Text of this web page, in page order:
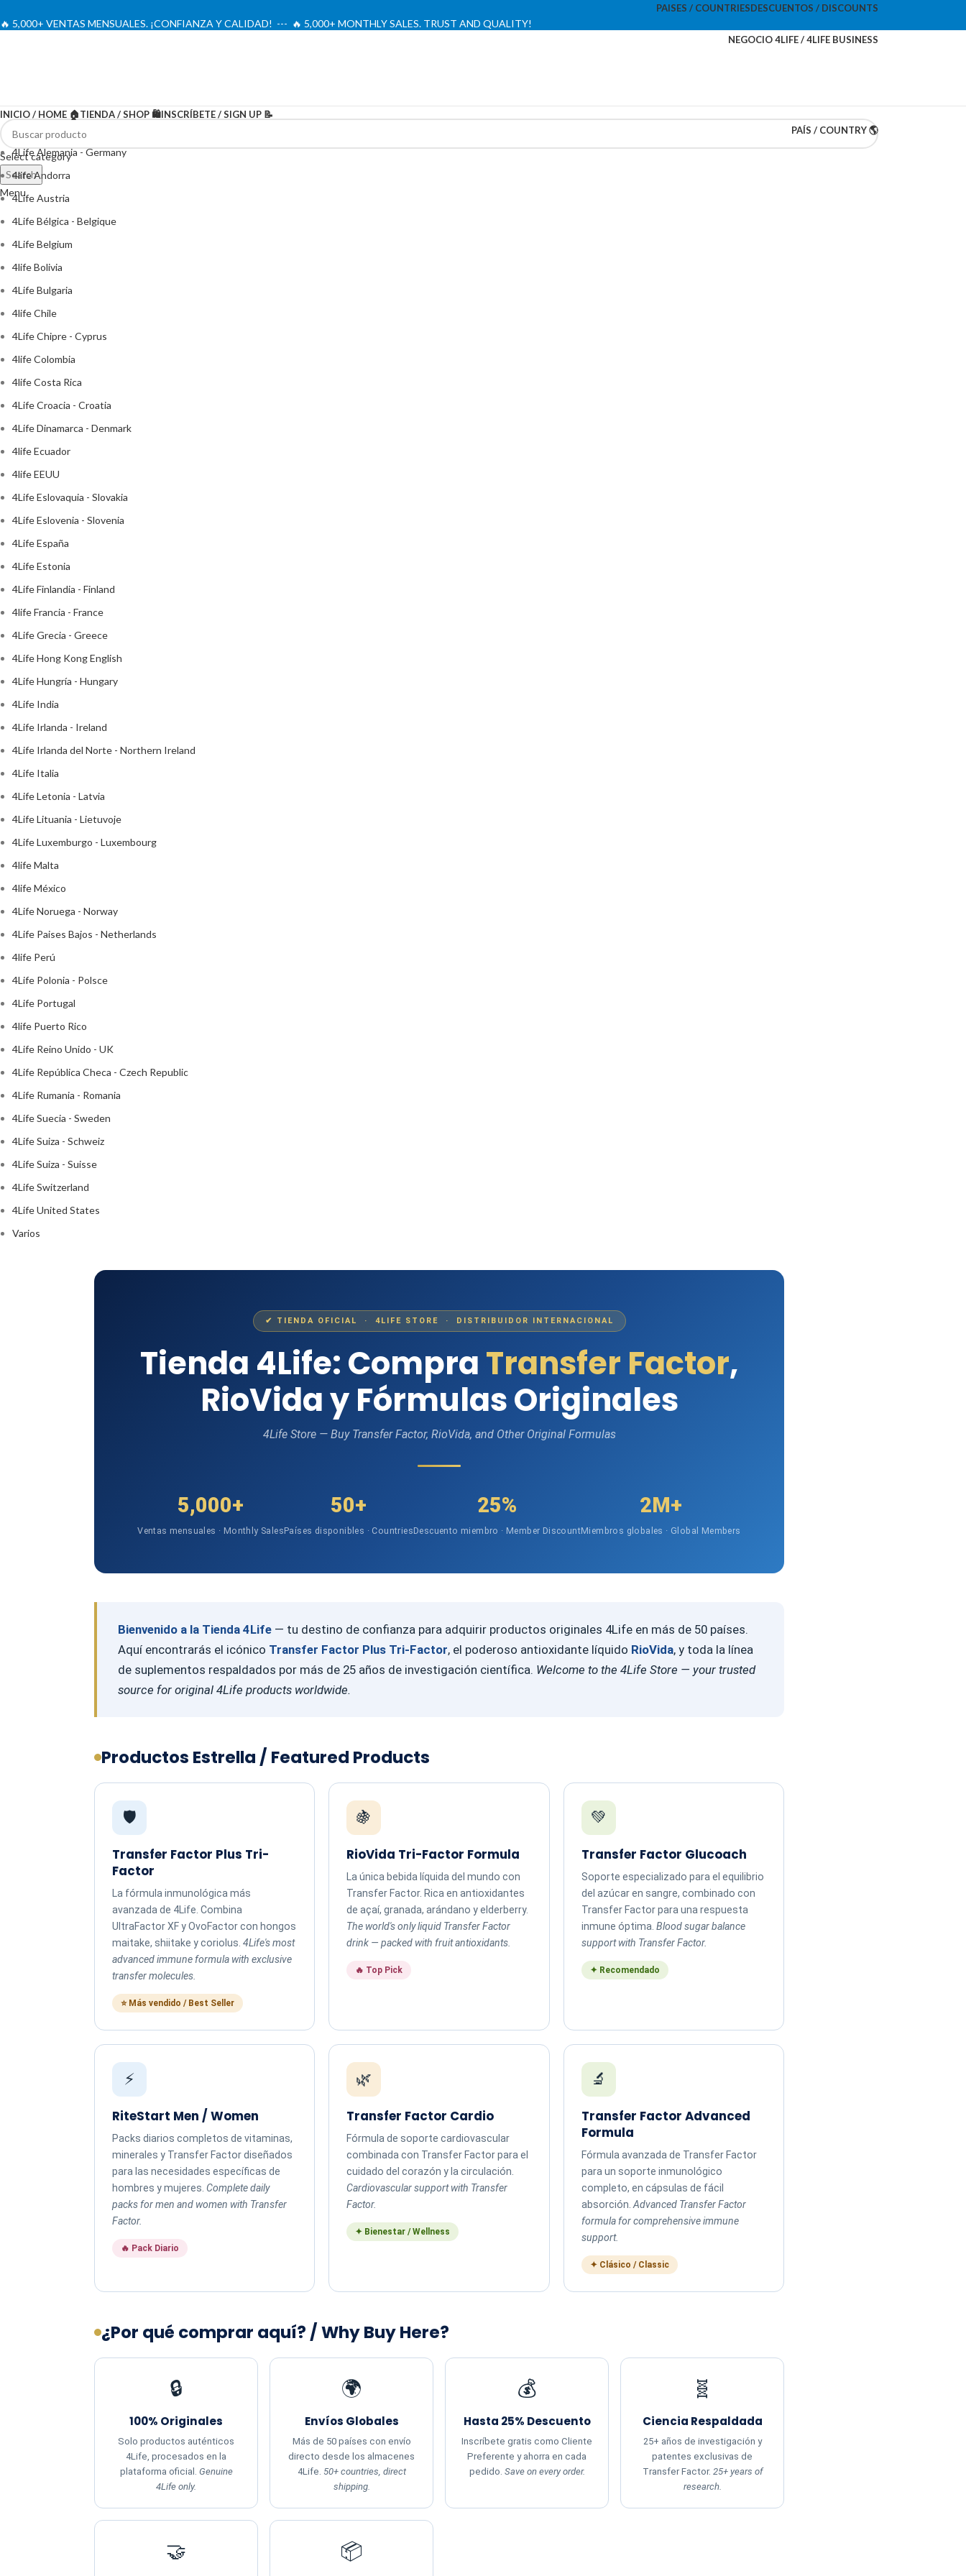
PAISES / COUNTRIESDESCUENTOS / DISCOUNTS
🔥 5,000+ VENTAS MENSUALES. ¡CONFIANZA Y CALIDAD! --- 🔥 5,000+ MONTHLY SALES. TRUST AND QUALITY!
NEGOCIO 4LIFE / 4LIFE BUSINESS
Select category
Search
Menu
INICIO / HOME 🏠TIENDA / SHOP 🛍️INSCRÍBETE / SIGN UP 📝
PAÍS / COUNTRY 🌎
4Life Alemania - Germany
4life Andorra
4Life Austria
4Life Bélgica - Belgique
4Life Belgium
4life Bolivia
4Life Bulgaria
4life Chile
4Life Chipre - Cyprus
4life Colombia
4life Costa Rica
4Life Croacia - Croatia
4Life Dinamarca - Denmark
4life Ecuador
4life EEUU
4Life Eslovaquia - Slovakia
4Life Eslovenia - Slovenia
4Life España
4Life Estonia
4Life Finlandia - Finland
4life Francia - France
4Life Grecia - Greece
4Life Hong Kong English
4Life Hungría - Hungary
4Life India
4Life Irlanda - Ireland
4Life Irlanda del Norte - Northern Ireland
4Life Italia
4Life Letonia - Latvia
4Life Lituania - Lietuvoje
4Life Luxemburgo - Luxembourg
4life Malta
4life México
4Life Noruega - Norway
4Life Paises Bajos - Netherlands
4life Perú
4Life Polonia - Polsce
4Life Portugal
4life Puerto Rico
4Life Reino Unido - UK
4Life República Checa - Czech Republic
4Life Rumania - Romania
4Life Suecia - Sweden
4Life Suiza - Schweiz
4Life Suiza - Suisse
4Life Switzerland
4Life United States
Varios
✔ TIENDA OFICIAL · 4LIFE STORE · DISTRIBUIDOR INTERNACIONAL
Tienda 4Life: Compra Transfer Factor,
RioVida y Fórmulas Originales
4Life Store — Buy Transfer Factor, RioVida, and Other Original Formulas
5,000+
Ventas mensuales · Monthly Sales
50+
Países disponibles · Countries
25%
Descuento miembro · Member Discount
2M+
Miembros globales · Global Members
Bienvenido a la Tienda 4Life— tu destino de confianza para adquirir productos originales 4Life en más de 50 países.
Aquí encontrarás el icónico Transfer Factor Plus Tri-Factor, el poderoso antioxidante líquido RioVida, y toda la línea
de suplementos respaldados por más de 25 años de investigación científica. Welcome to the 4Life Store — your trusted
source for original 4Life products worldwide.
Productos Estrella / Featured Products
🛡️
Transfer Factor Plus Tri-
Factor
La fórmula inmunológica más
avanzada de 4Life. Combina
UltraFactor XF y OvoFactor con hongos
maitake, shiitake y coriolus. 4Life's most
advanced immune formula with exclusive
transfer molecules.
⭐ Más vendido / Best Seller
🍇
RioVida Tri-Factor Formula
La única bebida líquida del mundo con
Transfer Factor. Rica en antioxidantes
de açaí, granada, arándano y elderberry.
The world's only liquid Transfer Factor
drink — packed with fruit antioxidants.
🔥 Top Pick
💚
Transfer Factor Glucoach
Soporte especializado para el equilibrio
del azúcar en sangre, combinado con
Transfer Factor para una respuesta
inmune óptima. Blood sugar balance
support with Transfer Factor.
✦ Recomendado
⚡
RiteStart Men / Women
Packs diarios completos de vitaminas,
minerales y Transfer Factor diseñados
para las necesidades específicas de
hombres y mujeres. Complete daily
packs for men and women with Transfer
Factor.
🔥 Pack Diario
🌿
Transfer Factor Cardio
Fórmula de soporte cardiovascular
combinada con Transfer Factor para el
cuidado del corazón y la circulación.
Cardiovascular support with Transfer
Factor.
✦ Bienestar / Wellness
🔬
Transfer Factor Advanced
Formula
Fórmula avanzada de Transfer Factor
para un soporte inmunológico
completo, en cápsulas de fácil
absorción. Advanced Transfer Factor
formula for comprehensive immune
support.
✦ Clásico / Classic
¿Por qué comprar aquí? / Why Buy Here?
🔒
100% Originales
Solo productos auténticos
4Life, procesados en la
plataforma oficial. Genuine
4Life only.
🌍
Envíos Globales
Más de 50 países con envío
directo desde los almacenes
4Life. 50+ countries, direct
shipping.
💰
Hasta 25% Descuento
Inscríbete gratis como Cliente
Preferente y ahorra en cada
pedido. Save on every order.
🧬
Ciencia Respaldada
25+ años de investigación y
patentes exclusivas de
Transfer Factor. 25+ years of
research.
🤝 📦